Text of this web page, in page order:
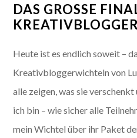
DAS GROSSE
Heute ist es endlich soweit –
Kreativbloggerwichteln von
alle zeigen, was sie
ich bin – wie sicher alle
mein Wichtel über ihr Paket